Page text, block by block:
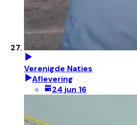
Verenigde Naties
Aflevering
24 jun 16